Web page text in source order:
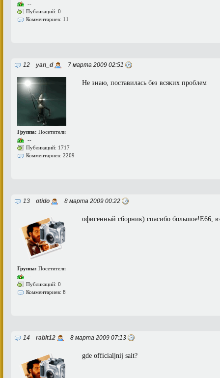
--
Публикаций: 0
Комментариев: 11
12 yan_d 7 марта 2009 02:51
Группа: Посетители
--
Публикаций: 1717
Комментариев: 2209
Не знаю, поставилась без всяких проблем
13 otido 8 марта 2009 00:22
Группа: Посетители
--
Публикаций: 0
Комментариев: 8
офигенный сборник) спасибо большое!Е66,
14 rabit12 8 марта 2009 07:13
gde officialjnij sait?